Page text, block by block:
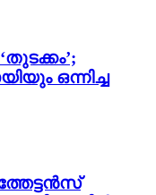
ഒന്നിച്ച